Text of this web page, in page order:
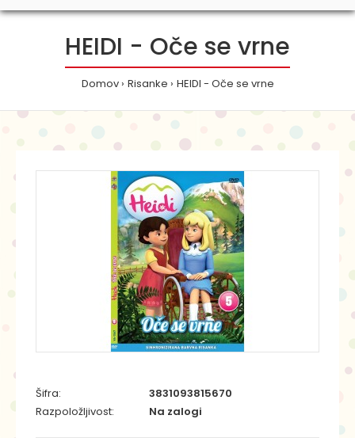
HEIDI - Oče se vrne
Domov Risanke HEIDI - Oče se vrne
Šifra:
3831093815670
Razpoložljivost:
Na zalogi